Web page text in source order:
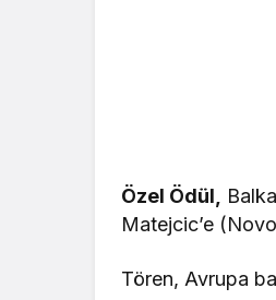
Özel Ödül,
Matejcic’e
Tören, Avrupa